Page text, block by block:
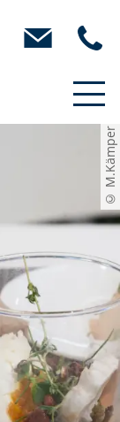
© M.Kämper